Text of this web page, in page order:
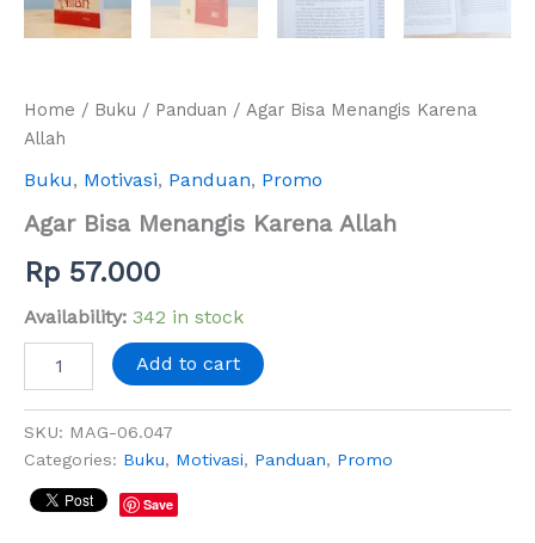
Home / Buku / Panduan / Agar Bisa Menangis Karena
Allah
Buku, Motivasi, Panduan, Promo
Agar Bisa Menangis Karena Allah
Rp 57.000
Availability: 342 in stock
Add to cart
SKU: MAG-06.047
Categories: Buku, Motivasi, Panduan, Promo
Save